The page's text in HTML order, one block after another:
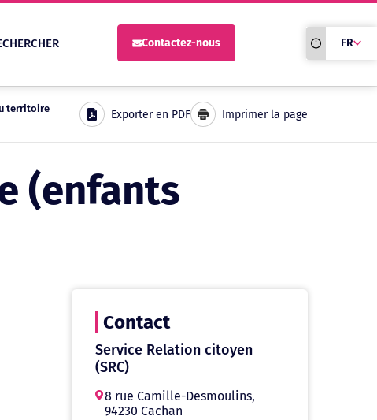
Contactez-nous
Traduction
siteFR
territoire
Exporter en PDF Imprimer la page
(enfants
Contact
Service Relation citoyen
(SRC)
8 rue Camille-Desmoulins,
94230 Cachan